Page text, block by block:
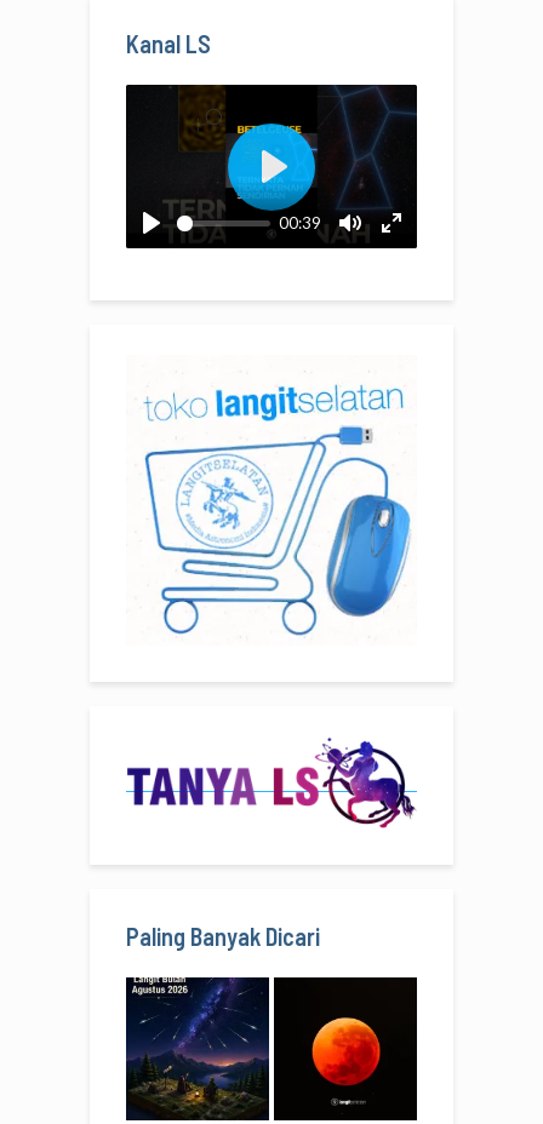
Kanal LS
Paling Banyak Dicari